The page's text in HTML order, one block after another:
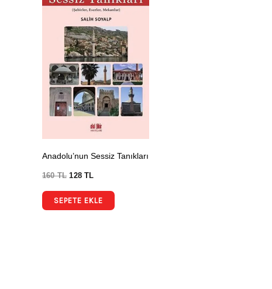
Anadolu’nun Sessiz Tanıkları
160TL 128TL
SEPETE EKLE